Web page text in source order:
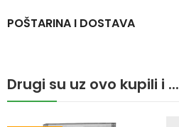
POŠTARINA I DOSTAVA
Drugi su uz ovo kupili i ...